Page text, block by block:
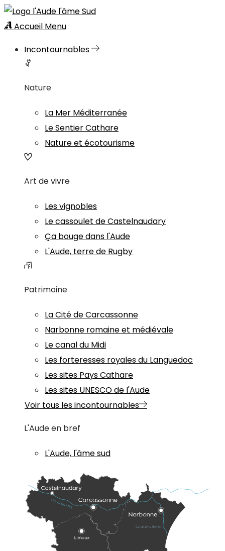
Accueil Menu
Incontournables
Nature
La Mer Méditerranée
Le Sentier Cathare
Nature et écotourisme
Art de vivre
Les vignobles
Le cassoulet de Castelnaudary
Ça bouge dans l'Aude
L'Aude, terre de Rugby
Patrimoine
La Cité de Carcassonne
Narbonne romaine et médiévale
Le canal du Midi
Les forteresses royales du Languedoc
Les sites Pays Cathare
Les sites UNESCO de l'Aude
Voir tous les incontournables
L'Aude en bref
L'Aude, l'âme sud